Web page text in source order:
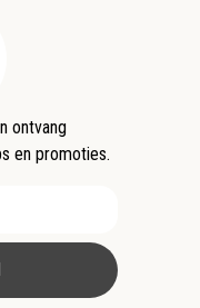
ontvang
en promoties.